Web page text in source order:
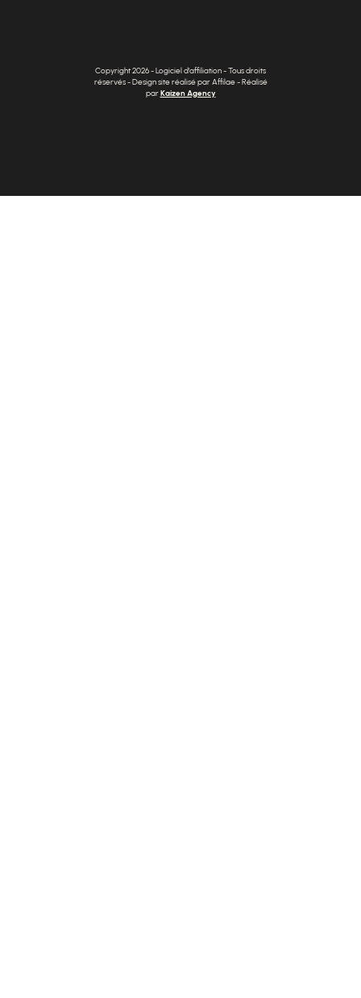
Copyright 2026 - Logiciel d'affiliation - Tous droits
réservés - Design site réalisé par Affilae - Réalisé
parKaizen Agency